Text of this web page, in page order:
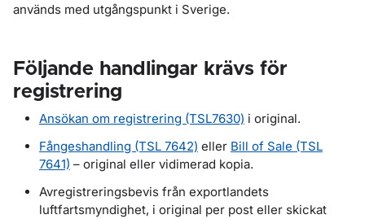
används med utgångspunkt i Sverige.
Följande handlingar krävs för
registrering
Ansökan om registrering (TSL7630) i original.
Fångeshandling (TSL 7642) eller Bill of Sale (TSL
7641) – original eller vidimerad kopia.
Avregistreringsbevis från exportlandets
luftfartsmyndighet, i original per post eller skickat